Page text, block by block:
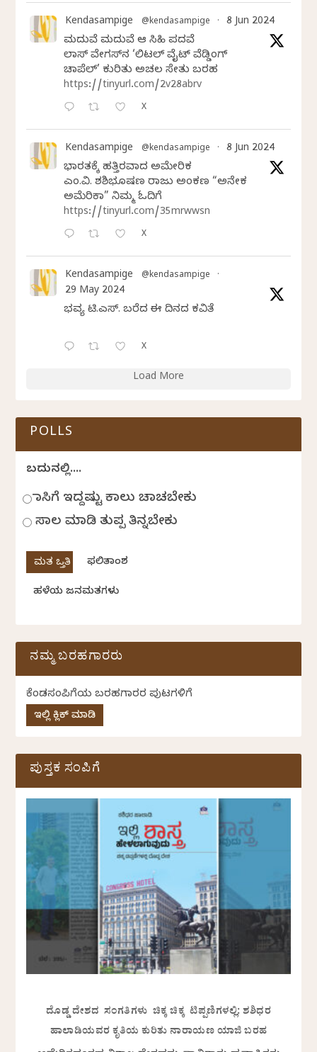
Kendasampige @kendasampige · 8 Jun 2024
ಮದುವೆ ಮದುವೆ ಆ ಸಿಹಿ ಪದವೆ
ಲಾಸ್‌ ವೇಗಸ್‌ನ ‘ಲಿಟಲ್ ವೈಟ್ ವೆಡ್ಡಿಂಗ್
ಚಾಪೆಲ್’ ಕುರಿತು ಅಚಲ ಸೇತು ಬರಹ
https://tinyurl.com/2v28abrv
X
Kendasampige @kendasampige · 8 Jun 2024
ಭಾರತಕ್ಕೆ ಹತ್ತಿರವಾದ ಅಮೇರಿಕ
ಎಂ.ವಿ. ಶಶಿಭೂಷಣ ರಾಜು ಅಂಕಣ “ಅನೇಕ
ಅಮೆರಿಕಾ” ನಿಮ್ಮ ಓದಿಗೆ
https://tinyurl.com/35mrwwsn
X
Kendasampige @kendasampige ·
29 May 2024
ಭವ್ಯ ಟಿ.ಎಸ್. ಬರೆದ ಈ ದಿನದ ಕವಿತೆ
X
Load More
POLLS
ಬದುಕಿನಲ್ಲಿ....
ಹಾಸಿಗೆ ಇದ್ದಷ್ಟು ಕಾಲು ಚಾಚಬೇಕು
ಸಾಲ ಮಾಡಿ ತುಪ್ಪ ತಿನ್ನಬೇಕು
ಫಲಿತಾಂಶ
ಹಳೆಯ ಜನಮತಗಳು
ನಮ್ಮ ಬರಹಗಾರರು
ಕೆಂಡಸಂಪಿಗೆಯ ಬರಹಗಾರರ ಪುಟಗಳಿಗೆ
ಇಲ್ಲಿ ಕ್ಲಿಕ್ ಮಾಡಿ
ಪುಸ್ತಕ ಸಂಪಿಗೆ
ದೊಡ್ಡ ದೇಶದ ಸಂಗತಿಗಳು ಚಿಕ್ಕ ಚಿಕ್ಕ ಟಿಪ್ಪಣಿಗಳಲ್ಲಿ: ಶಶಿಧರ
ಹಾಲಾಡಿಯವರ ಕೃತಿಯ ಕುರಿತು ನಾರಾಯಣ ಯಾಜಿ ಬರಹ